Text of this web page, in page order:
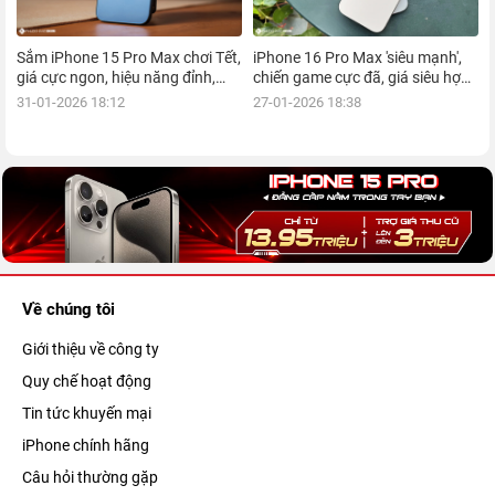
Sắm iPhone 15 Pro Max chơi Tết,
giá cực ngon, hiệu năng đỉnh,
kèm nhiều ưu đãi, mua ngay!
31-01-2026 18:12
iPhone 16 Pro Max 'siêu mạnh',
chiến game cực đã, giá siêu hợp
lý, mua ngay!
27-01-2026 18:38
Về chúng tôi
Giới thiệu về công ty
Quy chế hoạt động
Tin tức khuyến mại
iPhone chính hãng
Câu hỏi thường gặp